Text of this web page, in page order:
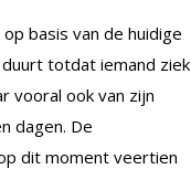
basis van de huidige
totdat iemand ziek
vooral ook van zijn
dagen. De
dit moment veertien